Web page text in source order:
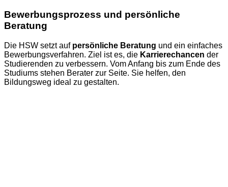
Bewerbungsprozess und persönliche
Beratung
Die HSW setzt auf persönliche Beratung und ein einfaches
Bewerbungsverfahren. Ziel ist es, die Karrierechancen der
Studierenden zu verbessern. Vom Anfang bis zum Ende des
Studiums stehen Berater zur Seite. Sie helfen, den
Bildungsweg ideal zu gestalten.